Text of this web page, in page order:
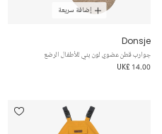
إضافة سريعة
Donsje
جوارب قطن عضوي لون بني للأطفال الرضع
UK£ 14.00